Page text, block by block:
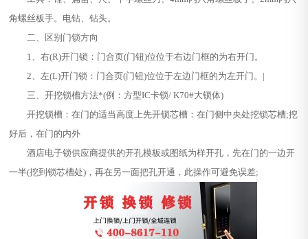
角螺丝板手。电钻、钻头。
二、区别门锁方向
1、右(R)开门锁：门合页(门钮)位位于右边门框的为右开门。
2、左(L)开门锁：门合页(门钮)位位于左边门框的为左开门。|
三、开挖锁槽方法*(例：方型IC卡锁/ K70#大锁体)
开挖锁槽：在门的适当高度上先开锁芯槽：在门侧中央处挖锁芯槽;挖
好后，在门的内外
酒店电子锁供应商提供的开孔模板或图纸为样开孔，先在门的一边开
一半(挖到锁芯槽处)，再在另一面把孔开通，此操作可避免误差;